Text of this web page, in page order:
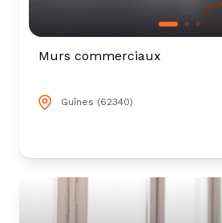
Murs commerciaux
Guînes (62340)